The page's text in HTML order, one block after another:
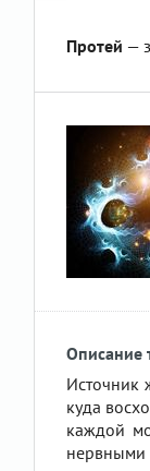
Протей —
Описание
Источник
куда
каждой
нервными